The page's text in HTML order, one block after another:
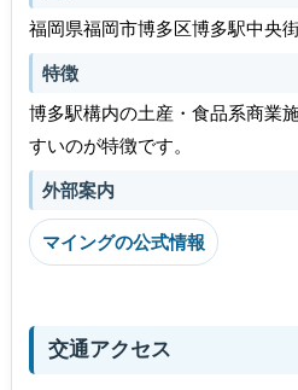
福岡県福岡市博多区博多駅中央
特徴
博多駅構内の土産・食品系商業
すいのが特徴です。
外部案内
マイングの公式情報
交通アクセス